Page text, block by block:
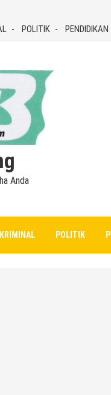
POLITIK PENDIDIKAN
Anda
KRIMINAL POLITIK